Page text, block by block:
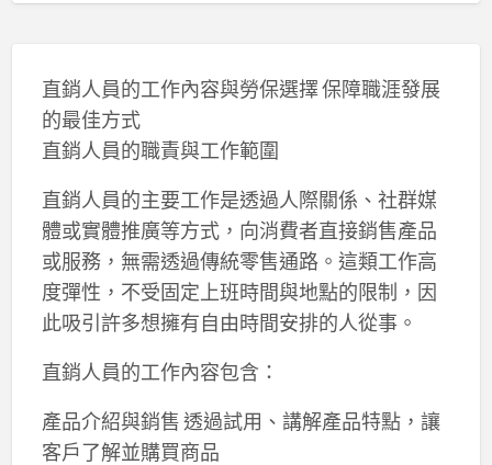
直銷人員的工作內容與勞保選擇 保障職涯發展
的最佳方式
直銷人員的職責與工作範圍
直銷人員的主要工作是透過人際關係、社群媒
體或實體推廣等方式，向消費者直接銷售產品
或服務，無需透過傳統零售通路。這類工作高
度彈性，不受固定上班時間與地點的限制，因
此吸引許多想擁有自由時間安排的人從事。
直銷人員的工作內容包含：
產品介紹與銷售 透過試用、講解產品特點，讓
客戶了解並購買商品